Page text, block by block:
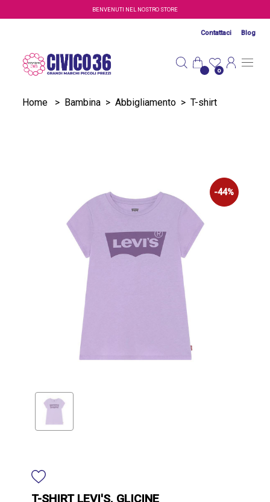
Salta al contenuto principaleBENVENUTI NEL NOSTRO STORE
Contattaci Blog
0
Home > Bambina > Abbigliamento > T-shirt
-44%
T-SHIRT LEVI'S. GLICINE